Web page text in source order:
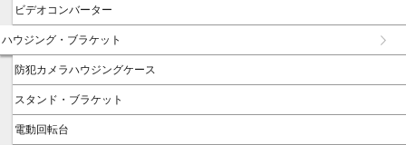
ビデオコンバーター
ハウジング・ブラケット
防犯カメラハウジングケース
スタンド・ブラケット
電動回転台